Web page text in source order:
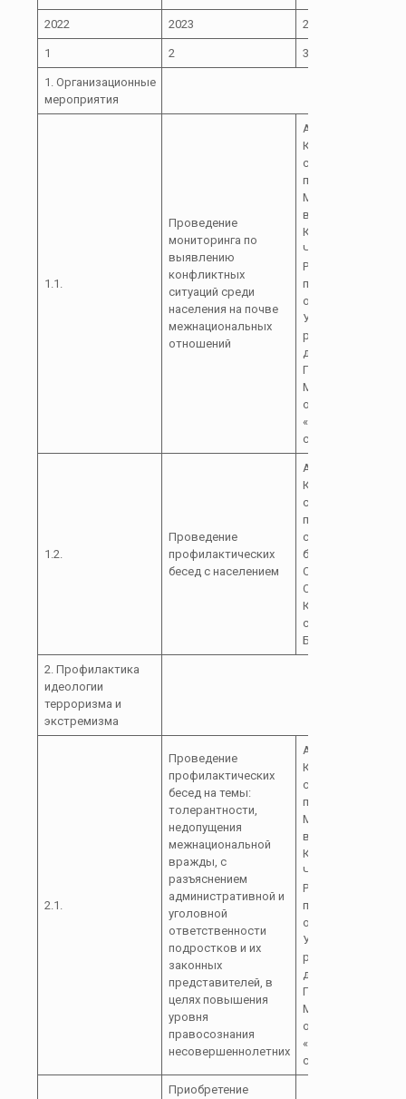
2022 2023 2024
1 2 3
1. Организационные
мероприятия
1.1.
Проведение
мониторинга по
выявлению
конфликтных
ситуаций среди
населения на почве
межнациональных
отношений
Администрация
Курджиновского
сельского
поселения; МВД
Министерства
внутренних дел по
Карачаево-
Черкесской
Республике Отдел
полиции по
обслуживанию
Урупского
района(место
дислокации ст.
Преградная)
отдел МВД России
«Зеленчукский»
согласованию)
1.2.
Проведение
профилактических
бесед с населением
Администрация
Курджиновского
сельского
поселения;
сельские
библиотеки; МКОУ
СОШ № 1; МКОУ
СОШ №2; ООШ с.
Курджиново; ООШ
с. Псемен; ООШ с.
Бескес;
2. Профилактика
идеологии
терроризма и
экстремизма
2.1.
Проведение
профилактических
бесед на темы:
толерантности,
недопущения
межнациональной
вражды, с
разъяснением
административной и
уголовной
ответственности
подростков и их
законных
представителей, в
целях повышения
уровня
правосознания
несовершеннолетних
Администрация
Курджиновского
сельского
поселения; МВД
Министерства
внутренних дел по
Карачаево-
Черкесской
Республике Отдел
полиции по
обслуживанию
Урупского
района(место
дислокации ст.
Преградная)
отдел МВД России
«Зеленчукский»
согласованию)
Приобретение